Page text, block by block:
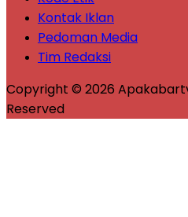
Kontak Iklan
Pedoman Media
Tim Redaksi
Copyright © 2026
Reserved